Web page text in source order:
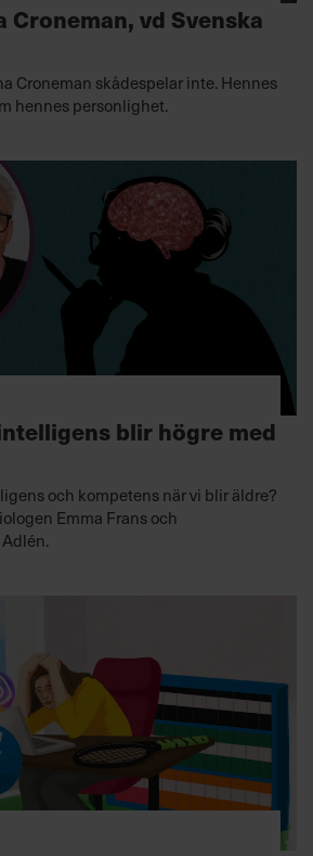
Croneman, vd Svenska
Croneman skådespelar inte. Hennes
hennes personlighet.
blir högre med
och kompetens när vi blir äldre?
Emma Frans och